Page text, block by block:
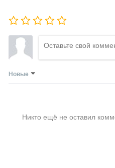
Новые
Никто ещё не оставил